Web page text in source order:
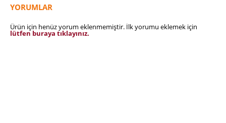
YORUMLAR
Ürün için henüz yorum eklenmemiştir. İlk yorumu eklemek için
lütfen buraya tıklayınız.